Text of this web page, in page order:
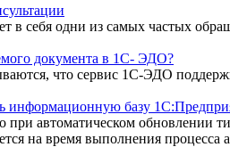
в себя одни из самых частых
документа в 1С- ЭДО?
что сервис 1С-ЭДО
базу
при автоматическом обновлении
на время выполнения процесса